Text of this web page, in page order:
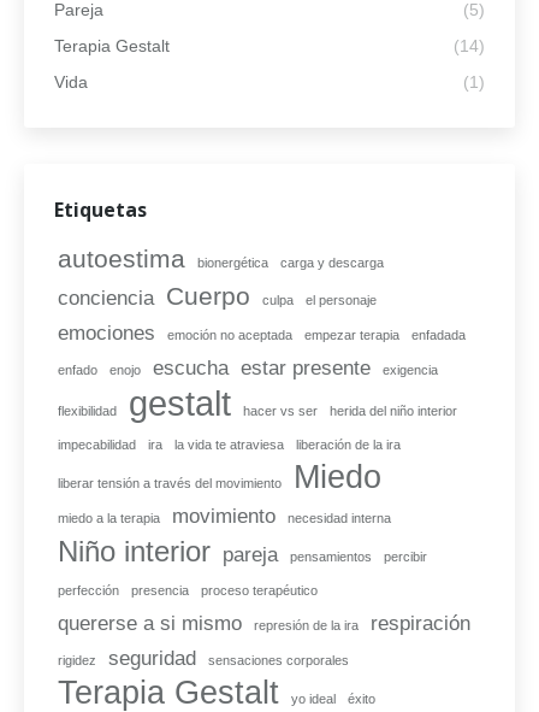
Pareja
(5)
Terapia Gestalt
(14)
Vida
(1)
Etiquetas
autoestima bionergética carga y descarga
conciencia Cuerpo culpa el personaje
emociones emoción no aceptada empezar terapia enfadada
enfado enojo escucha estar presente exigencia
flexibilidad gestalt hacer vs ser herida del niño interior
impecabilidad ira la vida te atraviesa liberación de la ira
liberar tensión a través del movimiento Miedo
miedo a la terapia movimiento necesidad interna
Niño interior pareja pensamientos percibir
perfección presencia proceso terapéutico
quererse a si mismo represión de la ira respiración
rigidez seguridad sensaciones corporales
Terapia Gestalt yo ideal éxito